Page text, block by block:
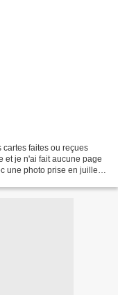
faites ou reçues
et je n'ai fait aucune page
une photo prise en juillet.